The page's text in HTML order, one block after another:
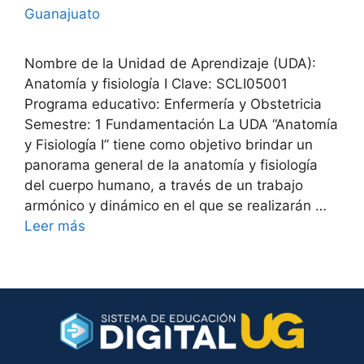
Guanajuato
Nombre de la Unidad de Aprendizaje (UDA):
Anatomía y fisiología I Clave: SCLI05001
Programa educativo: Enfermería y Obstetricia
Semestre: 1 Fundamentación La UDA “Anatomía
y Fisiología I” tiene como objetivo brindar un
panorama general de la anatomía y fisiología
del cuerpo humano, a través de un trabajo
armónico y dinámico en el que se realizarán …
Leer más